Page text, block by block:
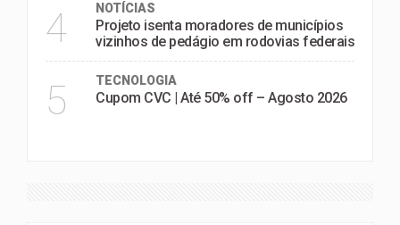
4 NOTÍCIAS
Projeto isenta moradores de municípios
vizinhos de pedágio em rodovias federais
5 TECNOLOGIA
Cupom CVC | Até 50% off – Agosto 2026